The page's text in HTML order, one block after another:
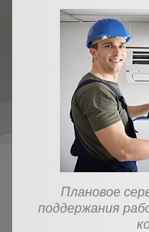
Плановое
поддержания